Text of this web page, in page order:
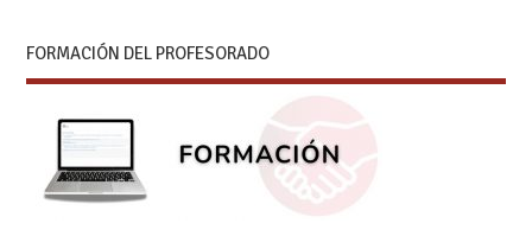
FORMACIÓN DEL PROFESORADO